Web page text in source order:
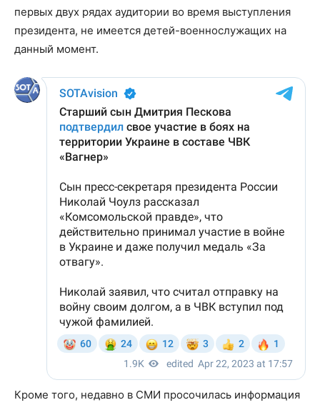
первых двух рядах аудитории во время выступления
президента, не имеется детей-военнослужащих на
данный момент.
Кроме того, недавно в СМИ просочилась информация